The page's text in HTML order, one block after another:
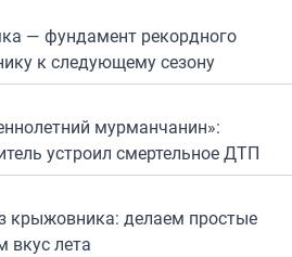
— фундамент рекордного
к следующему сезону
мурманчанин»:
устроил смертельное ДТП
крыжовника: делаем простые
вкус лета